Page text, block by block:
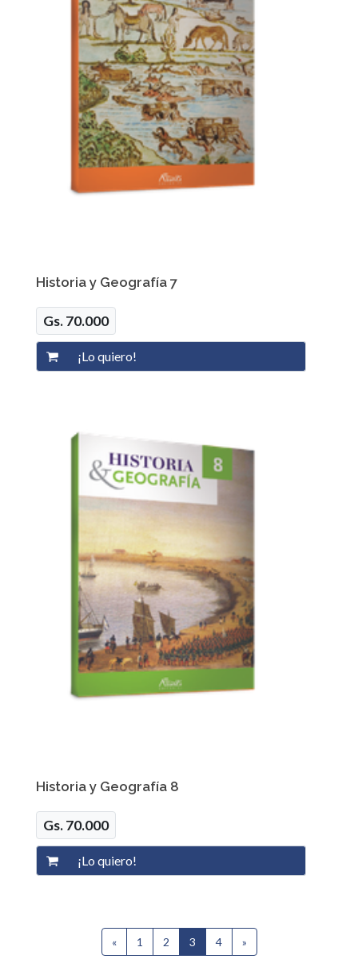
Historia y Geografía 7
Gs. 70.000
Historia y Geografía 8
Gs. 70.000
«Anterior
1 2 3 (current)
4 »